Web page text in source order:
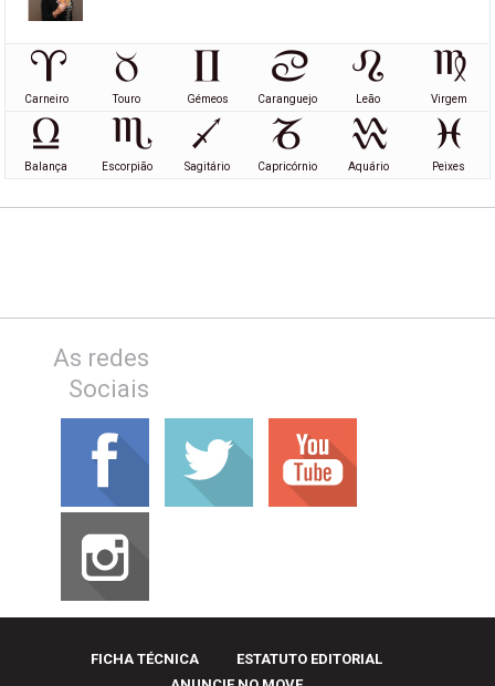
Carneiro Touro Gémeos Caranguejo Leão Virgem
Balança Escorpião Sagitário Capricórnio Aquário Peixes
As redes
Sociais
FICHA TÉCNICA
ESTATUTO EDITORIAL